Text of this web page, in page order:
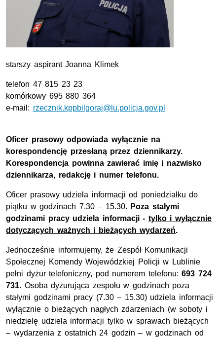
starszy aspirant Joanna Klimek
telefon 47 815 23 23
komórkowy 695 880 364
e-mail : rzecznik.kppbilgoraj@lu.policja.gov.pl
Oficer prasowy odpowiada wyłącznie na
korespondencję przesłaną przez dziennikarzy.
Korespondencja powinna zawierać imię i nazwisko
dziennikarza, redakcję i numer telefonu.
Oficer prasowy udziela informacji od poniedziałku do
piątku w godzinach 7.30 – 15.30. Poza stałymi
godzinami pracy udziela informacji - tylko i wyłącznie
dotyczących ważnych i bieżących wydarzeń.
Jednocześnie informujemy, że Zespół Komunikacji
Społecznej Komendy Wojewódzkiej Policji w Lublinie
pełni dyżur telefoniczny, pod numerem telefonu:693 724
731. Osoba dyżurująca zespołu w godzinach poza
stałymi godzinami pracy (7.30 – 15.30) udziela informacji
wyłącznie o bieżących nagłych zdarzeniach (w soboty i
niedzielę udziela informacji tylko w sprawach bieżących
– wydarzenia z ostatnich 24 godzin – w godzinach od